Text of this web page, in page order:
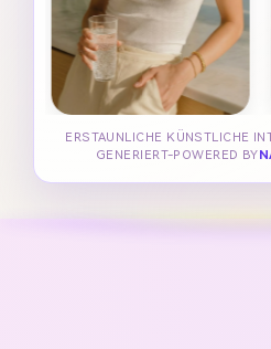
ERSTAUNLICHE KÜNSTLICHE
GENERIERT-POWERED BY